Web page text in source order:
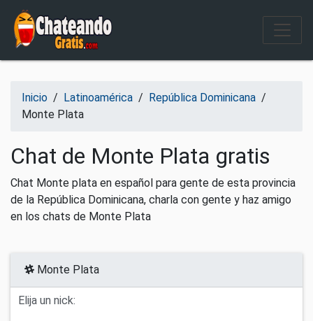
Salir del contenido
Inicio / Latinoamérica / República Dominicana /
Monte Plata
Chat de Monte Plata gratis
Chat Monte plata en español para gente de esta provincia
de la República Dominicana, charla con gente y haz amigo
en los chats de Monte Plata
Monte Plata
Elija un nick: